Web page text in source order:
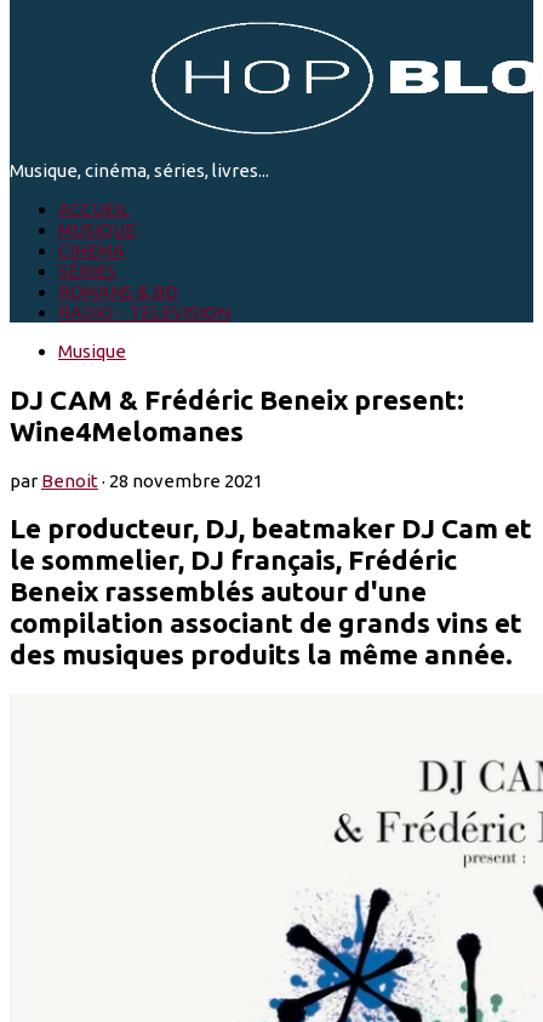
Musique, cinéma, séries, livres...
ACCUEIL
MUSIQUE
CINEMA
SÉRIES
ROMANS & BD
RADIO - TELEVISION
Musique
DJ CAM & Frédéric Beneix present:
Wine4Melomanes
parBenoit· 28 novembre 2021
Le producteur, DJ, beatmaker DJ Cam et
le sommelier, DJ français, Frédéric
Beneix rassemblés autour d'une
compilation associant de grands vins et
des musiques produits la même année.